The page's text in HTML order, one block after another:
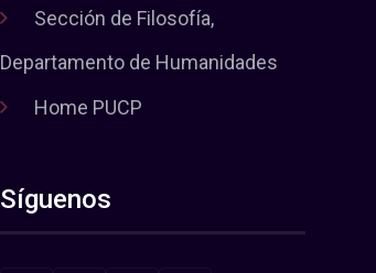
Sección de Filosofía,
Departamento de Humanidades
Home PUCP
Síguenos